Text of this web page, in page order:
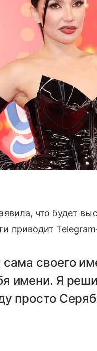
что будет
приводит
своего
имени. Я
просто